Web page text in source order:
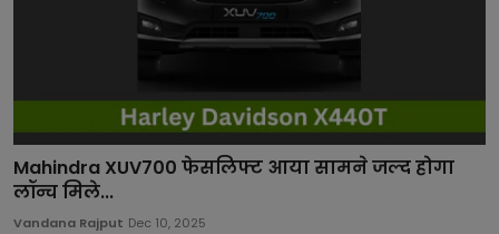
Mahindra XUV700 फेसलिफ्ट आया सामने जल्द होगा
लॉन्च मिले...
Vandana Rajput Dec 10, 2025